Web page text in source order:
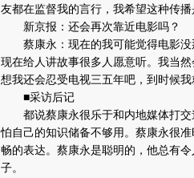
友都在监督我的言行，我希望这种传播
新京报：还会再次靠近电影吗？
蔡康永：现在的我可能觉得电影没
现在给人讲故事很多人愿意听。我当
想我还会忍受电视三五年吧，到时候我
■采访后记
都说蔡康永很乐于和内地媒体打交
怕自己的知识储备不够用。蔡康永很
畅的表达。蔡康永是聪明的，他总有
子。